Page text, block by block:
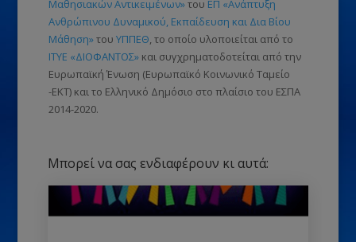
Μαθησιακών Αντικειμένων»του ΕΠ «Ανάπτυξη
Ανθρώπινου Δυναμικού, Εκπαίδευση και Δια Βίου
Μάθηση»του ΥΠΠΕΘ, το οποίο υλοποιείται από το
ΙΤΥΕ «ΔΙΟΦΑΝΤΟΣ»και συγχρηματοδοτείται από την
Ευρωπαϊκή Ένωση (Ευρωπαϊκό Κοινωνικό Ταμείο
-ΕΚΤ)και το Ελληνικό Δημόσιο στο πλαίσιο του ΕΣΠΑ
2014-2020.
Μπορεί να σας ενδιαφέρουν κι αυτά: